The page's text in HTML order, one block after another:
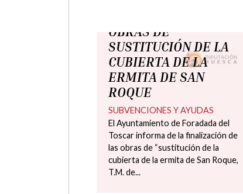
El Ayuntamiento de
Foradada del Toscar
mejora alumbrado
público a la localidad
de Lascorz a través del
POS 2025 de la DPH
El Ayuntamiento de Foradada del
Toscar ha llevado a cabo las obras
de ampliación y mejora del
alumbrado público en la localidad de
Lascorz ,con el...